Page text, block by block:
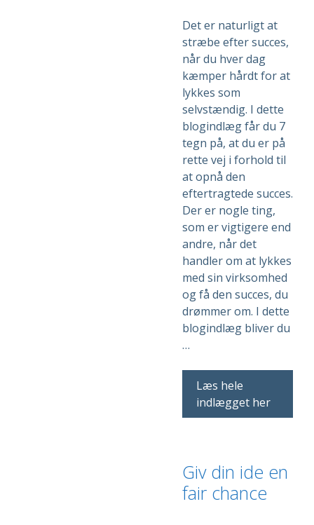
Det er naturligt at
stræbe efter succes,
når du hver dag
kæmper hårdt for at
lykkes som
selvstændig. I dette
blogindlæg får du 7
tegn på, at du er på
rette vej i forhold til
at opnå den
eftertragtede succes.
Der er nogle ting,
som er vigtigere end
andre, når det
handler om at lykkes
med sin virksomhed
og få den succes, du
drømmer om. I dette
blogindlæg bliver du
…
Læs hele
indlægget her
Giv din ide en
fair chance